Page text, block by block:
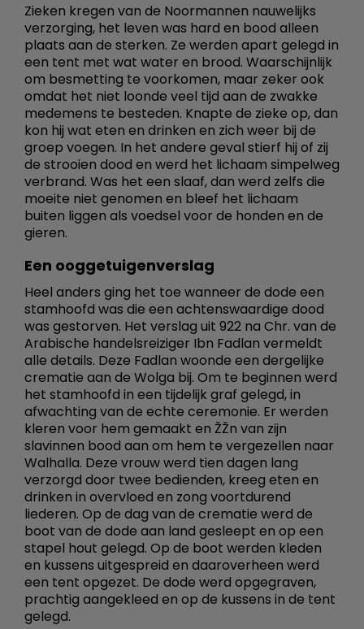
Zieken kregen van de Noormannen nauwelijks
verzorging, het leven was hard en bood alleen
plaats aan de sterken. Ze werden apart gelegd in
een tent met wat water en brood. Waarschijnlijk
om besmetting te voorkomen, maar zeker ook
omdat het niet loonde veel tijd aan de zwakke
medemens te besteden. Knapte de zieke op, dan
kon hij wat eten en drinken en zich weer bij de
groep voegen. In het andere geval stierf hij of zij
de strooien dood en werd het lichaam simpelweg
verbrand. Was het een slaaf, dan werd zelfs die
moeite niet genomen en bleef het lichaam
buiten liggen als voedsel voor de honden en de
gieren.
Een ooggetuigenverslag
Heel anders ging het toe wanneer de dode een
stamhoofd was die een achtenswaardige dood
was gestorven. Het verslag uit 922 na Chr. van de
Arabische handelsreiziger Ibn Fadlan vermeldt
alle details. Deze Fadlan woonde een dergelijke
crematie aan de Wolga bij. Om te beginnen werd
het stamhoofd in een tijdelijk graf gelegd, in
afwachting van de echte ceremonie. Er werden
kleren voor hem gemaakt en ŽŽn van zijn
slavinnen bood aan om hem te vergezellen naar
Walhalla. Deze vrouw werd tien dagen lang
verzorgd door twee bedienden, kreeg eten en
drinken in overvloed en zong voortdurend
liederen. Op de dag van de crematie werd de
boot van de dode aan land gesleept en op een
stapel hout gelegd. Op de boot werden kleden
en kussens uitgespreid en daaroverheen werd
een tent opgezet. De dode werd opgegraven,
prachtig aangekleed en op de kussens in de tent
gelegd.